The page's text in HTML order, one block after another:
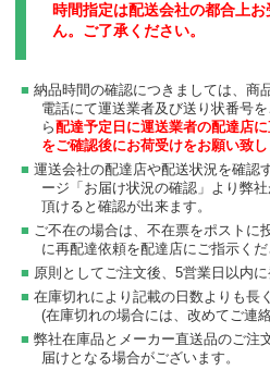
時間指定は配送会社の都合上
ん。ご了承ください。
納品時間の確認につきましては、商
電話にて運送業者及び送り状番号
ら 配達予定日に運送業者の配達店
をご確認後にお荷受けをお願い致し
運送会社の配達店や配送状況を確認
ージ「お届け状況の確認」より弊
頂けると確認が出来ます。
ご不在の場合は、不在票をポストに
に再配達依頼を配達店にご指示くだ
原則としてご注文後、5営業日以内に
在庫切れにより記載の日数よりも長
(在庫切れの場合には、改めてご連
弊社在庫品とメーカー直送品のご注
届けとなる場合がございます。